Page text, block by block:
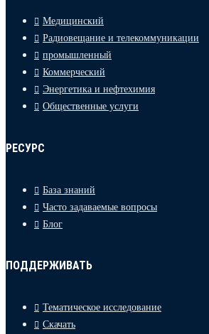
Медицинский
Радиовещание и телекоммуникации
промышленный
Коммерческий
Энергетика и нефтехимия
Общественные услуги
РЕСУРС
База знаний
Часто задаваемые вопросы
Блог
ПОДДЕРЖИВАТЬ
Тематическое исследование
Скачать